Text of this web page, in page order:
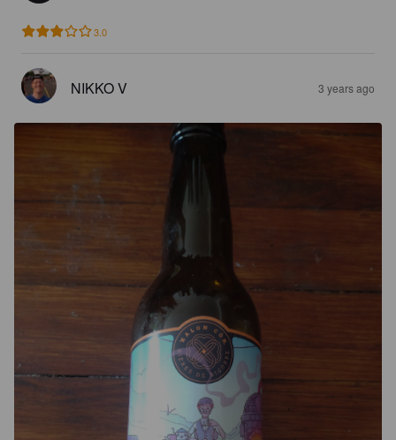
3.0
NIKKO V 3 years ago